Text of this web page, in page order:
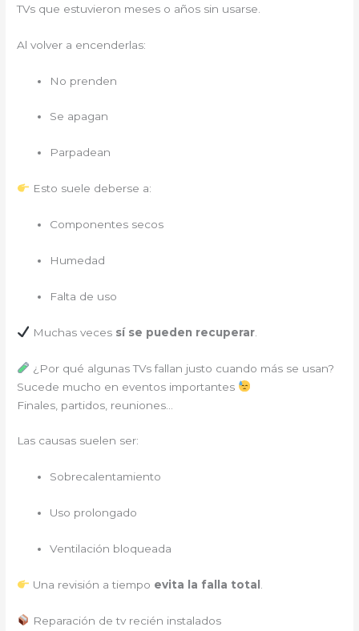
TVs que estuvieron meses o años sin usarse.
Al volver a encenderlas:
No prenden
Se apagan
Parpadean
Esto suele deberse a:
Componentes secos
Humedad
Falta de uso
Muchas veces sí se pueden recuperar.
¿Por qué algunas TVs fallan justo cuando más se usan?
Sucede mucho en eventos importantes
Finales, partidos, reuniones…
Las causas suelen ser:
Sobrecalentamiento
Uso prolongado
Ventilación bloqueada
Una revisión a tiempo evita la falla total
Reparación de tv recién instalados